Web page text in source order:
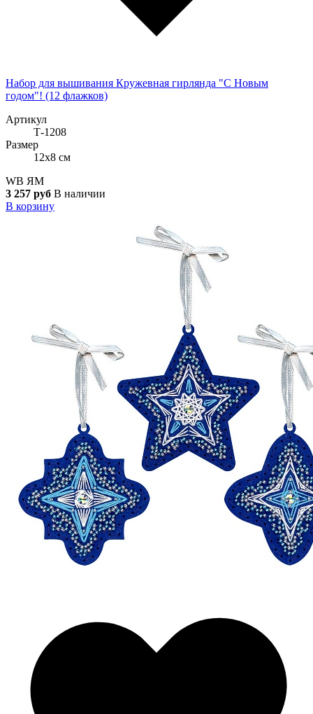
Набор для вышивания Кружевная гирлянда "С Новым
годом"! (12 флажков)
Артикул
Т-1208
Размер
12x8 см
WB ЯМ
3 257 руб В наличии
В корзину